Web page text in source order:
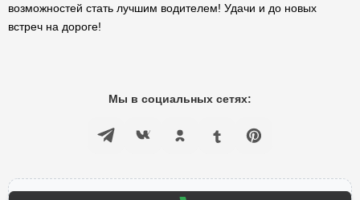
возможностей стать лучшим водителем! Удачи и до новых
встреч на дороге!
Мы в социальных сетях: